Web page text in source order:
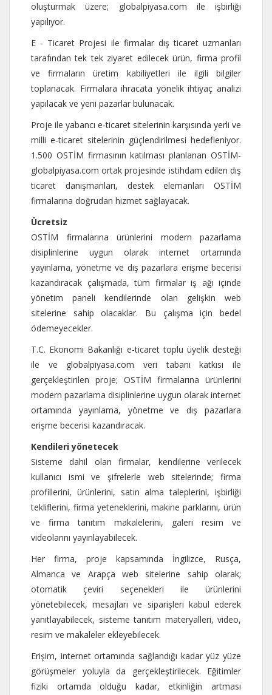
oluşturmak üzere; globalpiyasa.com ile işbirliği
yapılıyor.
E - Ticaret Projesi ile firmalar dış ticaret uzmanları
tarafından tek tek ziyaret edilecek ürün, firma profil
ve firmaların üretim kabiliyetleri ile ilgili bilgiler
toplanacak. Firmalara ihracata yönelik ihtiyaç analizi
yapılacak ve yeni pazarlar bulunacak.
Proje ile yabancı e-ticaret sitelerinin karşısında yerli ve
milli e-ticaret sitelerinin güçlendirilmesi hedefleniyor.
1.500 OSTİM firmasının katılması planlanan OSTİM-
globalpiyasa.com ortak projesinde istihdam edilen dış
ticaret danışmanları, destek elemanları OSTİM
firmalarına doğrudan hizmet sağlayacak.
Ücretsiz
OSTİM firmalarına ürünlerini modern pazarlama
disiplinlerine uygun olarak internet ortamında
yayınlama, yönetme ve dış pazarlara erişme becerisi
kazandıracak çalışmada, tüm firmalar iş ağı içinde
yönetim paneli kendilerinde olan gelişkin web
sitelerine sahip olacaklar. Bu çalışma için bedel
ödemeyecekler.
T.C. Ekonomi Bakanlığı e-ticaret toplu üyelik desteği
ile ve globalpiyasa.com veri tabanı katkısı ile
gerçekleştirilen proje; OSTİM firmalarına ürünlerini
modern pazarlama disiplinlerine uygun olarak internet
ortamında yayınlama, yönetme ve dış pazarlara
erişme becerisi kazandıracak.
Kendileri yönetecek
Sisteme dahil olan firmalar, kendilerine verilecek
kullanıcı ismi ve şifrelerle web sitelerinde; firma
profillerini, ürünlerini, satın alma taleplerini, işbirliği
tekliflerini, firma yeteneklerini, makine parklarını, ürün
ve firma tanıtım makalelerini, galeri resim ve
videolarını yayınlayabilecek.
Her firma, proje kapsamında İngilizce, Rusça,
Almanca ve Arapça web sitelerine sahip olarak;
otomatik çeviri seçenekleri ile ürünlerini
yönetebilecek, mesajları ve siparişleri kabul ederek
yanıtlayabilecek, sisteme tanıtım materyalleri, video,
resim ve makaleler ekleyebilecek.
Erişim, internet ortamında sağlandığı kadar yüz yüze
görüşmeler yoluyla da gerçekleştirilecek. Eğitimler
fiziki ortamda olduğu kadar, etkinliğin artması